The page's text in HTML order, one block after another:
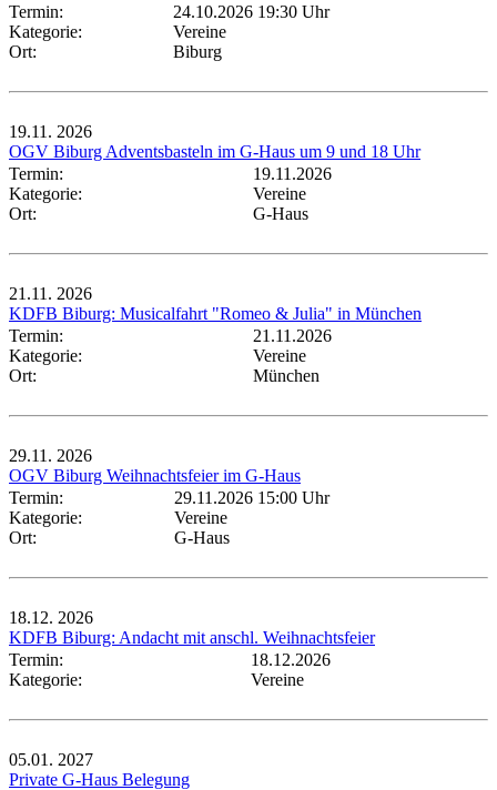
Termin:
24.10.2026 19:30 Uhr
Kategorie:
Vereine
Ort:
Biburg
19.11. 2026
OGV Biburg Adventsbasteln im G-Haus um 9 und 18 Uhr
Termin:
19.11.2026
Kategorie:
Vereine
Ort:
G-Haus
21.11. 2026
KDFB Biburg: Musicalfahrt "Romeo & Julia" in München
Termin:
21.11.2026
Kategorie:
Vereine
Ort:
München
29.11. 2026
OGV Biburg Weihnachtsfeier im G-Haus
Termin:
29.11.2026 15:00 Uhr
Kategorie:
Vereine
Ort:
G-Haus
18.12. 2026
KDFB Biburg: Andacht mit anschl. Weihnachtsfeier
Termin:
18.12.2026
Kategorie:
Vereine
05.01. 2027
Private G-Haus Belegung